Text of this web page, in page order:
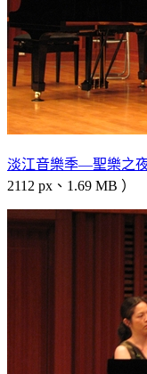
淡江音樂季—聖樂之
2112 px、1.69 MB ）